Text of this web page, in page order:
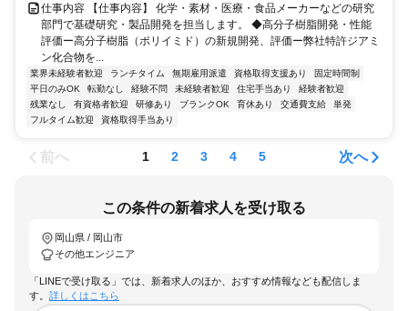
仕事内容 【仕事内容】 化学・素材・医療・食品メーカーなどの研究
部門で基礎研究・製品開発を担当します。 ◆高分子樹脂開発・性能
評価ー高分子樹脂（ポリイミド）の新規開発、評価ー弊社特許ジアミ
ン化合物を...
業界未経験者歓迎 ランチタイム 無期雇用派遣 資格取得支援あり
固定時間制
平日のみOK
転勤なし 経験不問 未経験者歓迎 住宅手当あり
経験者歓迎
残業なし
有資格者歓迎 研修あり ブランクOK 育休あり 交通費支給
単発
フルタイム歓迎
資格取得手当あり
前へ 1 2 3 4 5 次へ
この条件の新着求人を受け取る
岡山県 / 岡山市
その他エンジニア
「LINEで受け取る」では、新着求人のほか、おすすめ情報なども配信しま
す。 詳しくはこちら